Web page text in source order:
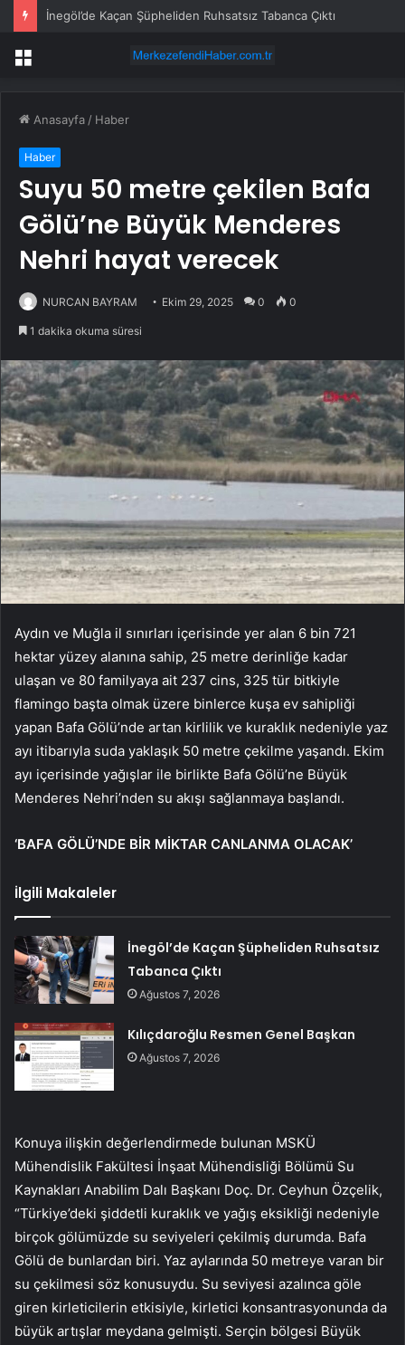
İnegöl’de Kaçan Şüpheliden Ruhsatsız Tabanca Çıktı
Menü
Anasayfa / Haber
Haber
Suyu 50 metre çekilen Bafa
Gölü’ne Büyük Menderes
Nehri hayat verecek
NURCAN BAYRAM Ekim 29, 2025 0 0
1 dakika okuma süresi
Aydın ve Muğla il sınırları içerisinde yer alan 6 bin 721
hektar yüzey alanına sahip, 25 metre derinliğe kadar
ulaşan ve 80 familyaya ait 237 cins, 325 tür bitkiyle
flamingo başta olmak üzere binlerce kuşa ev sahipliği
yapan Bafa Gölü’nde artan kirlilik ve kuraklık nedeniyle yaz
ayı itibarıyla suda yaklaşık 50 metre çekilme yaşandı. Ekim
ayı içerisinde yağışlar ile birlikte Bafa Gölü’ne Büyük
Menderes Nehri’nden su akışı sağlanmaya başlandı.
‘BAFA GÖLÜ’NDE BİR MİKTAR CANLANMA OLACAK’
İlgili Makaleler
İnegöl’de Kaçan Şüpheliden Ruhsatsız
Tabanca Çıktı
Ağustos 7, 2026
Kılıçdaroğlu Resmen Genel Başkan
Ağustos 7, 2026
Konuya ilişkin değerlendirmede bulunan MSKÜ
Mühendislik Fakültesi İnşaat Mühendisliği Bölümü Su
Kaynakları Anabilim Dalı Başkanı Doç. Dr. Ceyhun Özçelik,
“Türkiye’deki şiddetli kuraklık ve yağış eksikliği nedeniyle
birçok gölümüzde su seviyeleri çekilmiş durumda. Bafa
Gölü de bunlardan biri. Yaz aylarında 50 metreye varan bir
su çekilmesi söz konusuydu. Su seviyesi azalınca göle
giren kirleticilerin etkisiyle, kirletici konsantrasyonunda da
büyük artışlar meydana gelmişti. Serçin bölgesi Büyük